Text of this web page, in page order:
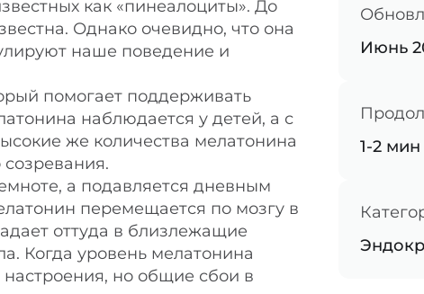
как «пинеалоциты». До
Однако очевидно, что она
наше поведение и
помогает поддерживать
наблюдается у детей, а с
же количества мелатонина
а подавляется дневным
перемещается по мозгу в
оттуда в близлежащие
Когда уровень мелатонина
но общие сбои в
Июнь
1-2 мин